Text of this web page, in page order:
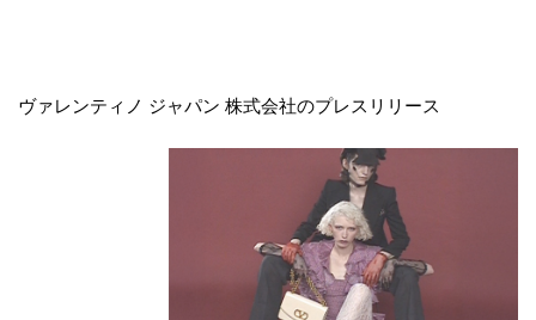
ヴァレンティノ ジャパン 株式会社のプレスリリース